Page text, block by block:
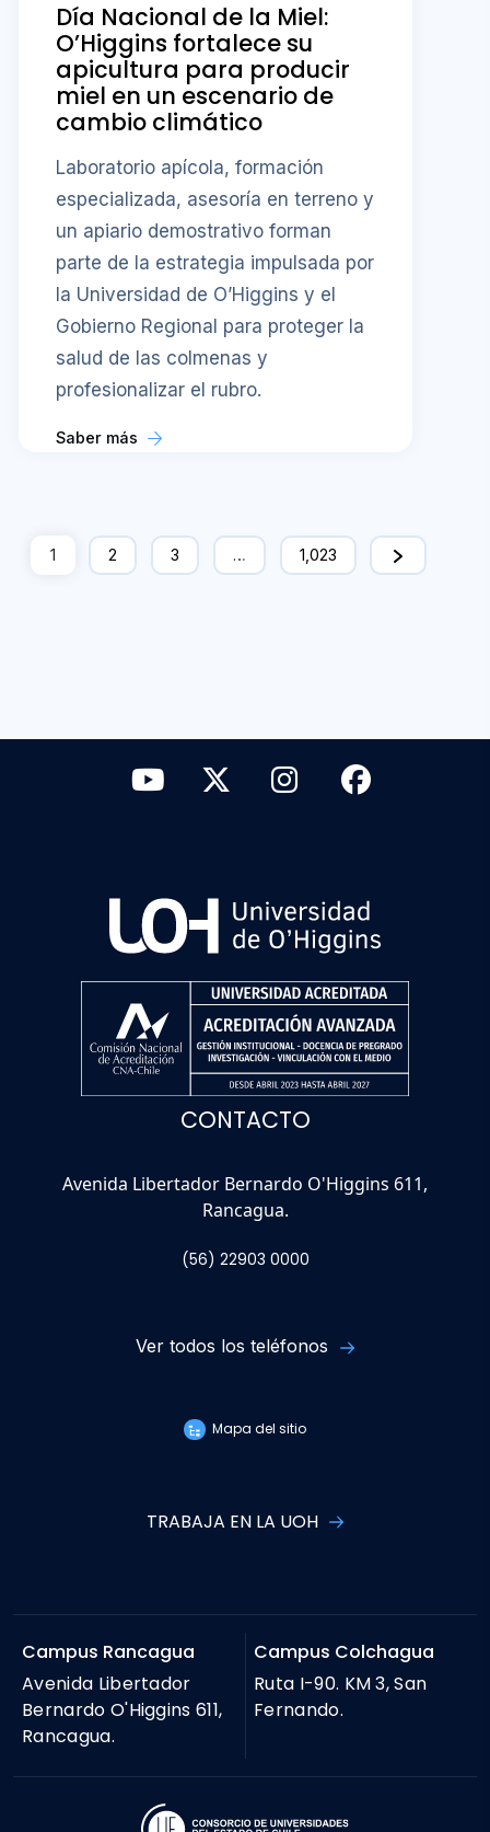
Día Nacional de la Miel:
O’Higgins fortalece su
apicultura para producir
miel en un escenario de
cambio climático
Laboratorio apícola, formación
especializada, asesoría en terreno y
un apiario demostrativo forman
parte de la estrategia impulsada por
la Universidad de O’Higgins y el
Gobierno Regional para proteger la
salud de las colmenas y
profesionalizar el rubro.
Saber más
1 2 3 … 1,023
CONTACTO
Avenida Libertador Bernardo O'Higgins 611,
Rancagua.
(56) 22903 0000
Ver todos los teléfonos
Mapa del sitio
TRABAJA EN LA UOH
Campus Rancagua
Avenida Libertador
Bernardo O'Higgins 611,
Rancagua.
Campus Colchagua
Ruta I-90. KM 3, San
Fernando.